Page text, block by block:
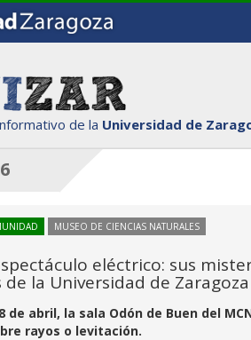
de la Universidad de
MUSEO DE CIENCIAS NATURALES
eléctrico: sus
la Universidad de Zaragoza
de abril, la sala Odón de Buen del
rayos o levitación.